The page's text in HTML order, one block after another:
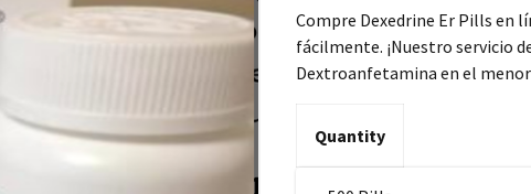
Compre Dexedrine Er Pills en
fácilmente. ¡Nuestro servicio
Dextroanfetamina en el
Quantity